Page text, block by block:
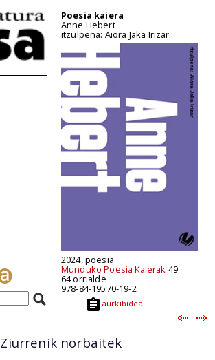
Poesia kaiera
Anne Hebert
itzulpena: Aiora Jaka Irizar
2024, poesia
Munduko Poesia Kaierak 49
64 orrialde
978-84-19570-19-2
aurkibidea
Ziurrenik norbaitek